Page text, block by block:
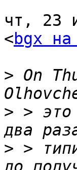
чт, 23
<bgx
> On
> >
> >